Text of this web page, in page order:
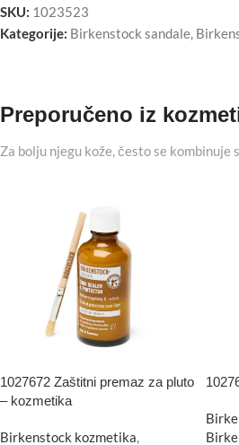
SKU: 1023523
Kategorije: Birkenstock sandale
Preporučeno iz
Za bolju njegu kože, često se kombinuje
1027672 Zaštitni premaz za pluto
– kozmetika
Birkenstock kozmetika